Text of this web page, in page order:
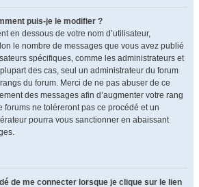
puis-je le modifier ?
en dessous de votre nom d’utilisateur,
le nombre de messages que vous avez publié
spécifiques, comme les administrateurs et
des cas, seul un administrateur du forum
du forum. Merci de ne pas abuser de ce
des messages afin d’augmenter votre rang
forums ne toléreront pas ce procédé et un
pourra vous sanctionner en abaissant
de me connecter lorsque je clique sur le lien